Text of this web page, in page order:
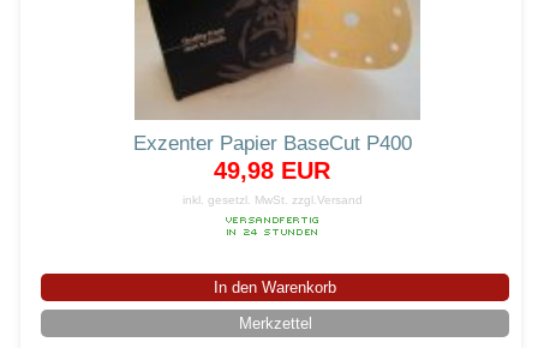
Exzenter Papier BaseCut P400
49,98 EUR
inkl. gesetzl. MwSt. zzgl.Versand
In den Warenkorb
Merkzettel